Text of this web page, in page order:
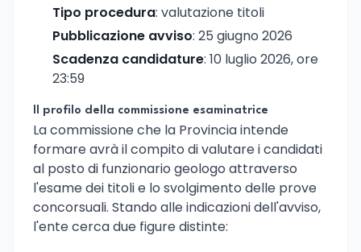
Tipo procedura: valutazione titoli
Pubblicazione avviso: 25 giugno 2026
Scadenza candidature: 10 luglio 2026, ore
23:59
Il profilo della commissione esaminatrice
La commissione che la Provincia intende
formare avrà il compito di valutare i candidati
al posto di funzionario geologo attraverso
l'esame dei titoli e lo svolgimento delle prove
concorsuali. Stando alle indicazioni dell'avviso,
l'ente cerca due figure distinte: